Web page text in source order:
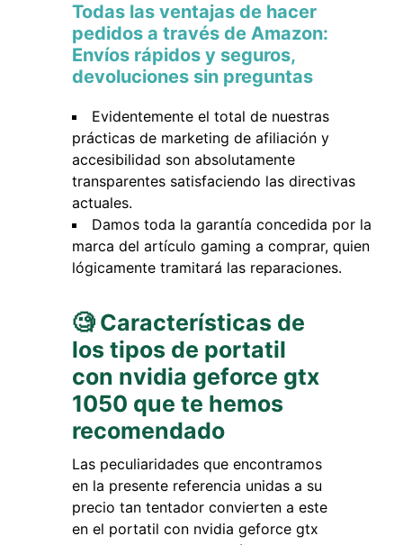
Todas las ventajas de hacer
pedidos a través de Amazon:
Envíos rápidos y seguros,
devoluciones sin preguntas
Evidentemente el total de nuestras
prácticas de marketing de afiliación y
accesibilidad son absolutamente
transparentes satisfaciendo las directivas
actuales.
Damos toda la garantía concedida por la
marca del artículo gaming a comprar, quien
lógicamente tramitará las reparaciones.
🧐 Características de
los tipos de portatil
con nvidia geforce gtx
1050 que te hemos
recomendado
Las peculiaridades que encontramos
en la presente referencia unidas a su
precio tan tentador convierten a este
en el portatil con nvidia geforce gtx